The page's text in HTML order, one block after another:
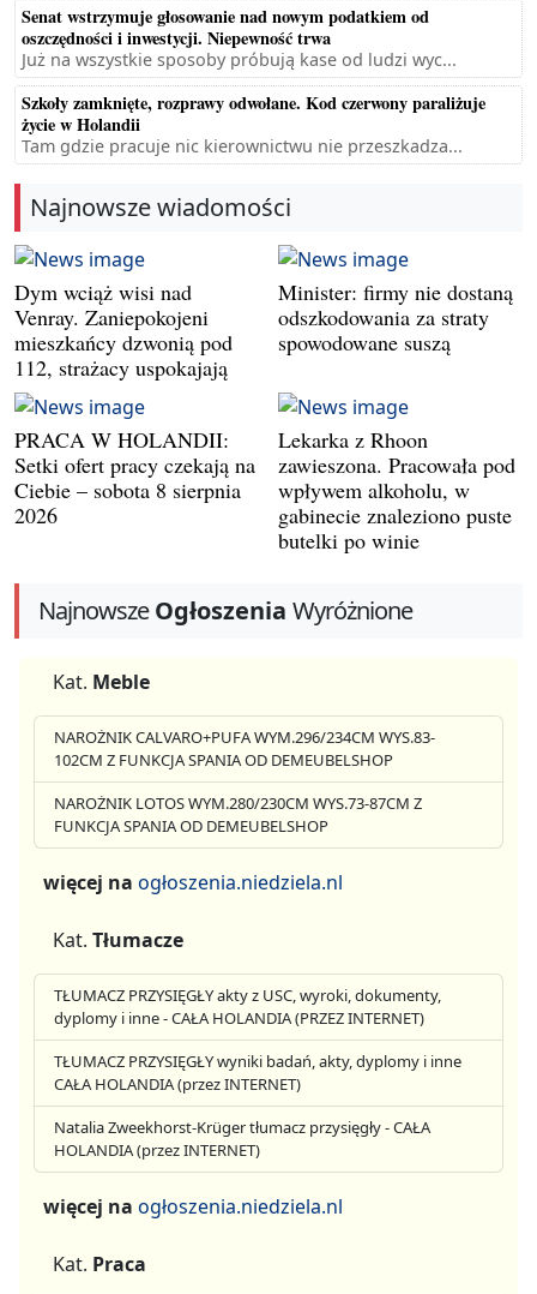
Senat wstrzymuje głosowanie nad nowym podatkiem od
oszczędności i inwestycji. Niepewność trwa
Już na wszystkie sposoby próbują kase od ludzi wyc...
Szkoły zamknięte, rozprawy odwołane. Kod czerwony paraliżuje
życie w Holandii
Tam gdzie pracuje nic kierownictwu nie przeszkadza...
Najnowsze wiadomości
Dym wciąż wisi nad
Venray. Zaniepokojeni
mieszkańcy dzwonią pod
112, strażacy uspokajają
Minister: firmy nie dostaną
odszkodowania za straty
spowodowane suszą
PRACA W HOLANDII:
Setki ofert pracy czekają na
Ciebie – sobota 8 sierpnia
2026
Lekarka z Rhoon
zawieszona. Pracowała pod
wpływem alkoholu, w
gabinecie znaleziono puste
butelki po winie
NajnowszeOgłoszenia Wyróżnione
Kat. Meble
NAROŻNIK CALVARO+PUFA WYM.296/234CM WYS.83-
102CM Z FUNKCJA SPANIA OD DEMEUBELSHOP
NAROŻNIK LOTOS WYM.280/230CM WYS.73-87CM Z
FUNKCJA SPANIA OD DEMEUBELSHOP
więcej na ogłoszenia.niedziela.nl
Kat. Tłumacze
TŁUMACZ PRZYSIĘGŁY akty z USC, wyroki, dokumenty,
dyplomy i inne - CAŁA HOLANDIA (PRZEZ INTERNET)
TŁUMACZ PRZYSIĘGŁY wyniki badań, akty, dyplomy i inne
CAŁA HOLANDIA (przez INTERNET)
Natalia Zweekhorst-Krüger tłumacz przysięgły - CAŁA
HOLANDIA (przez INTERNET)
więcej na ogłoszenia.niedziela.nl
Kat. Praca